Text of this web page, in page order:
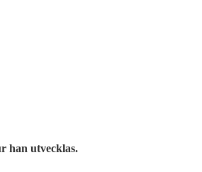
han utvecklas.